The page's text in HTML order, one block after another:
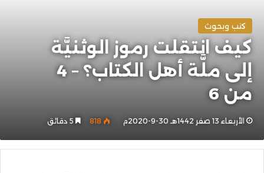
كتب وبحوث
كيف انتقلت رموز الوثنيَّة
إلى ملَّة أهل الكتاب؟ – 4
من 6
الأربعاء 13 صفر 1442هـ 30-9-2020م 818